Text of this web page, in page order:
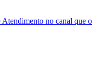
no canal que o